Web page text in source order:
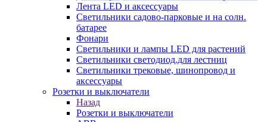
Лента LED и аксессуары
Светильники садово-парковые и на солн.
батарее
Фонари
Светильники и лампы LED для растений
Светильники светодиод.для лестниц
Светильники трековые, шинопровод и
аксессуары
Розетки и выключатели
Назад
Розетки и выключатели